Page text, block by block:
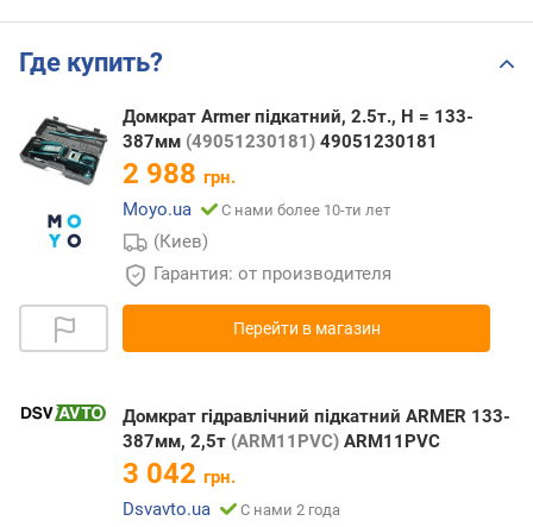
Где купить?
Домкрат Armer підкатний, 2.5т., Н = 133-
387мм (49051230181) 49051230181
2 988 грн.
Moyo.ua
С нами более 10-ти лет
(Киев)
Гарантия: от производителя
Перейти в магазин
Домкрат гідравлічний підкатний ARMER 133-
387мм, 2,5т (ARM11PVC) ARM11PVC
3 042 грн.
Dsvavto.ua
С нами 2 года